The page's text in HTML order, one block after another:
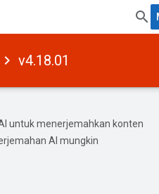
v4.18.01
untuk menerjemahkan konten
AI mungkin